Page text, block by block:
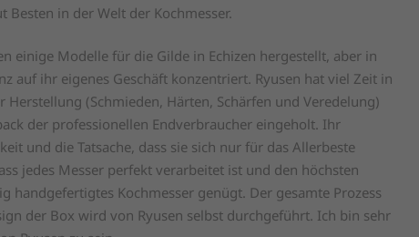
Besten in der Welt der Kochmesser.
einige Modelle für die Gilde in Echizen hergestellt, aber in
auf ihr eigenes Geschäft konzentriert. Ryusen hat viel Zeit in
Herstellung (Schmieden, Härten, Schärfen und Veredelung)
der professionellen Endverbraucher eingeholt. Ihr
und die Tatsache, dass sie sich nur für das Allerbeste
jedes Messer perfekt verarbeitet ist und den höchsten
handgefertigtes Kochmesser genügt. Der gesamte Prozess
der Box wird von Ryusen selbst durchgeführt. Ich bin sehr